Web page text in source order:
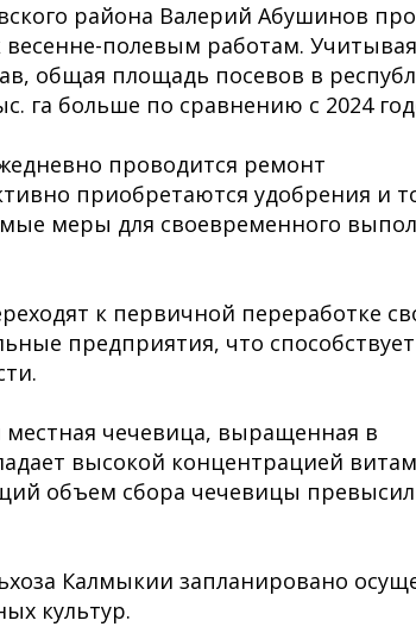
района Валерий Абушинов
весенне-полевым работам.
общая площадь посевов в
га больше по сравнению с 2024
проводится ремонт
приобретаются удобрения и
меры для своевременного
к первичной переработке
предприятия, что способствует
местная чечевица, выращенная в
высокой концентрацией
объем сбора чечевицы
Калмыкии запланировано
культур.